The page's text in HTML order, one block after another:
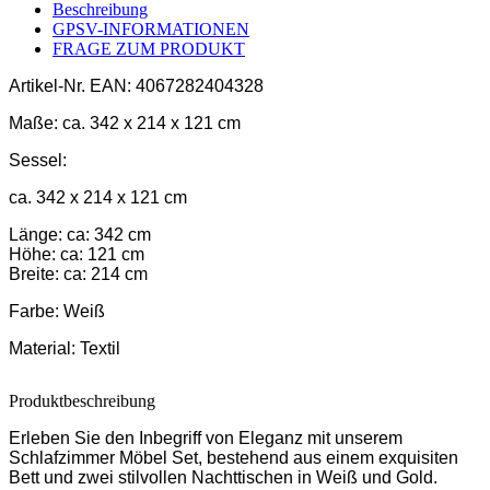
Beschreibung
GPSV-INFORMATIONEN
FRAGE ZUM PRODUKT
Artikel-Nr. EAN: 4067282404328
Maße: ca. 342 x 214 x 121 cm
Sessel:
ca. 342 x 214 x 121 cm
Länge: ca: 342 cm
Höhe: ca: 121 cm
Breite: ca: 214 cm
Farbe: Weiß
Material: Textil
Produktbeschreibung
Erleben Sie den Inbegriff von Eleganz mit unserem
Schlafzimmer Möbel Set, bestehend aus einem exquisiten
Bett und zwei stilvollen Nachttischen in Weiß und Gold.